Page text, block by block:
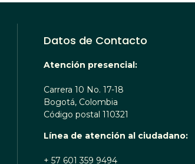
Datos de Contacto
Atención presencial:
Carrera 10 No. 17-18
Bogotá, Colombia
Código postal 110321
Línea de atención al ciudadano:
+ 57 601 359 9494